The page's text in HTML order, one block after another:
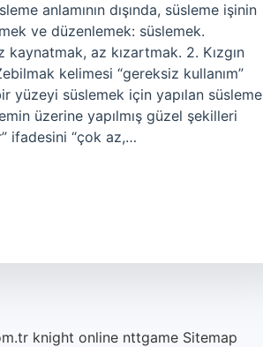
anlamının dışında, süsleme işinin
ve düzenlemek: süslemek.
az kızartmak. 2. Kızgın
kelimesi “gereksiz kullanım”
yüzeyi süslemek için yapılan süsleme
üzerine yapılmış güzel şekilleri
ifadesini “çok az,…
knight online nttgame Sitemap